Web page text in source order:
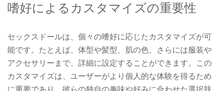
嗜好によるカスタマイズの重要性
セックスドールは、個々の嗜好に応じたカスタマイズが可
能です。たとえば、体型や髪型、肌の色、さらには服装や
アクセサリーまで、詳細に設定することができます。この
カスタマイズは、ユーザーがより個人的な体験を得るため